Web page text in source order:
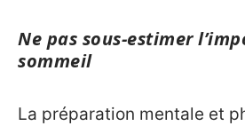
Ne pas sous-estimer
sommeil
La préparation mentale et